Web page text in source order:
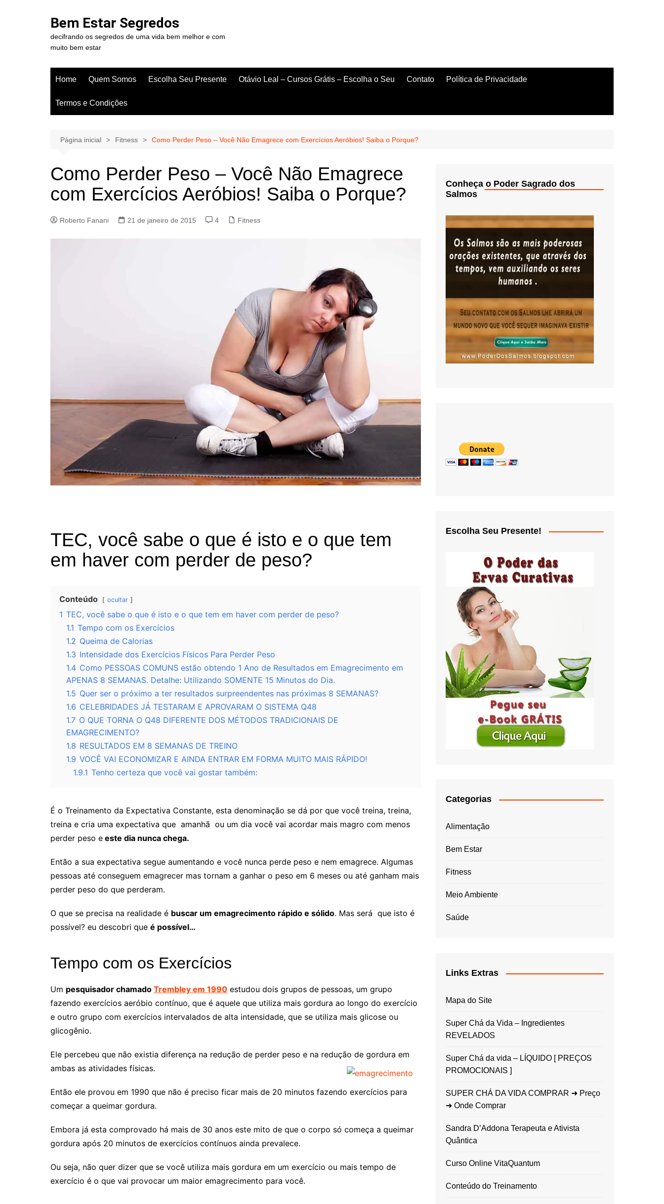
Bem Estar Segredos
decifrando os segredos de uma vida bem melhor e com
muito bem estar
Home Quem Somos Escolha Seu Presente Otávio Leal – Cursos Grátis – Escolha o Seu Contato Política de Privacidade
Termos e Condições
Página inicial Fitness Como Perder Peso – Você Não Emagrece com Exercícios Aeróbios! Saiba o Porque?
Como Perder Peso – Você Não Emagrece
com Exercícios Aeróbios! Saiba o Porque?
Roberto Fanani 21 de janeiro de 2015 4 Fitness
TEC, você sabe o que é isto e o que tem
em haver com perder de peso?
Conteúdo ocultar
1 TEC, você sabe o que é isto e o que tem em haver com perder de peso?
1.1 Tempo com os Exercícios
1.2 Queima de Calorias
1.3 Intensidade dos Exercícios Físicos Para Perder Peso
1.4 Como PESSOAS COMUNS estão obtendo 1 Ano de Resultados em Emagrecimento em
APENAS 8 SEMANAS. Detalhe: Utilizando SOMENTE 15 Minutos do Dia.
1.5 Quer ser o próximo a ter resultados surpreendentes nas próximas 8 SEMANAS?
1.6 CELEBRIDADES JÁ TESTARAM E APROVARAM O SISTEMA Q48
1.7 O QUE TORNA O Q48 DIFERENTE DOS MÉTODOS TRADICIONAIS DE
EMAGRECIMENTO?
1.8 RESULTADOS EM 8 SEMANAS DE TREINO
1.9 VOCÊ VAI ECONOMIZAR E AINDA ENTRAR EM FORMA MUITO MAIS RÁPIDO!
1.9.1 Tenho certeza que você vai gostar também:
É o Treinamento da Expectativa Constante, esta denominação se dá por que você treina, treina,
treina e cria uma expectativa que amanhã ou um dia você vai acordar mais magro com menos
perder peso e este dia nunca chega.
Então a sua expectativa segue aumentando e você nunca perde peso e nem emagrece. Algumas
pessoas até conseguem emagrecer mas tornam a ganhar o peso em 6 meses ou até ganham mais
perder peso do que perderam.
O que se precisa na realidade é buscar um emagrecimento rápido e sólido. Mas será que isto é
possível? eu descobri que é possível…
Tempo com os Exercícios
Um pesquisador chamado Trembley em 1990 estudou dois grupos de pessoas, um grupo
fazendo exercícios aeróbio contínuo, que é aquele que utiliza mais gordura ao longo do exercício
e outro grupo com exercícios intervalados de alta intensidade, que se utiliza mais glicose ou
glicogênio.
Ele percebeu que não existia diferença na redução de perder peso e na redução de gordura em
ambas as atividades físicas.
Então ele provou em 1990 que não é preciso ficar mais de 20 minutos fazendo exercícios para
começar a queimar gordura.
Embora já esta comprovado há mais de 30 anos este mito de que o corpo só começa a queimar
gordura após 20 minutos de exercícios contínuos ainda prevalece.
Ou seja, não quer dizer que se você utiliza mais gordura em um exercício ou mais tempo de
exercício é o que vai provocar um maior emagrecimento para você.
Conheça o Poder Sagrado dos
Salmos
Escolha Seu Presente!
Categorias
Alimentação
Bem Estar
Fitness
Meio Ambiente
Saúde
Links Extras
Mapa do Site
Super Chá da Vida – Ingredientes
REVELADOS
Super Chá da vida – LÍQUIDO [ PREÇOS
PROMOCIONAIS ]
SUPER CHÁ DA VIDA COMPRAR ➜ Preço
➜ Onde Comprar
Sandra D’Addona Terapeuta e Ativista
Quântica
Curso Online VitaQuantum
Conteúdo do Treinamento